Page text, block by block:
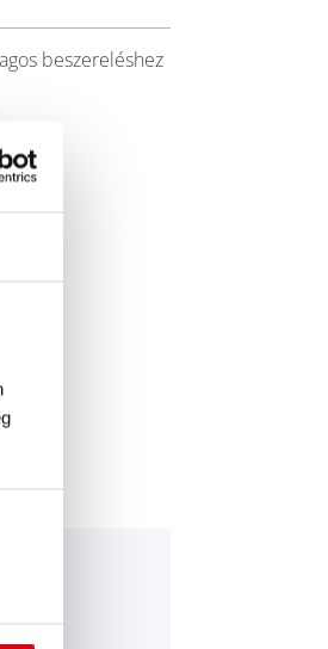
beszereléshez